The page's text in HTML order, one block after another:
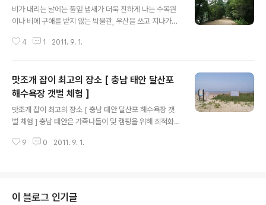
비가 내리는 날에는 풀잎 냄새가 더욱 진하게 나는 수목원
이나 비에 구애를 받지 않는 박물관, 우산을 쓰고 지나가는
한 풀 향기가 가득한 비 오는 날의 수목원 경기도 오산에 위
로 된 인도가 깔려있어 비 오는 날에도 걷기 좋다. 또한 연
꽃이 피어있는 연못은 비가 오는 날 청명한 빗소리와 함께
피어오르는 물안개가 환상적이다. ‘물과 나무와 인간의 만
남’을 주제로 모두 19개 주제원 이외에 산림전시관, 숲속쉼
터, 잔디광장, 전망대 등의 여러 가지 부대시설을 갖추고 있
다. 또한 닭을 비롯한 꿩, 공작 등을 사육하는 관상조류원을
4 1 2011. 9. 1.
맛조개 잡이 최고의 장소 [ 충남 태안 달산포
해수욕장 갯벌 체험 ]
맛조개 잡이 최고의 장소 [ 충남 태안 달산포 해수욕장 갯
벌 체험 ] 충남 태안은 가족나들이 및 캠핑을 위해 최적화된
에 그중 제일 잘 알려지지 않은 달산포 해수욕장에 다녀왔
체험을 하기에는 이보다 좋을 수 없는 천연 생태체험 - 물
9 0 2011. 9. 1.
이 블로그 인기글